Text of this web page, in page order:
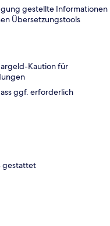
gestellte Informationen
Übersetzungstools
Kaution für
ggf. erforderlich
gestattet